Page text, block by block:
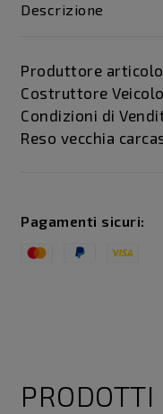
Descrizione
Produttore articolo
Costruttore Veicolo
Condizioni di
Reso vecchia
Pagamenti sicuri:
PRODOTTI